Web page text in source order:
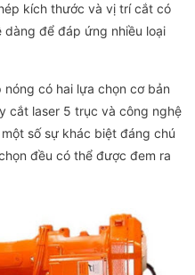
kích thước và vị trí cắt có
để đáp ứng nhiều loại
có hai lựa chọn cơ bản
cắt laser 5 trục và công nghệ
số sự khác biệt đáng chú
đều có thể được đem ra